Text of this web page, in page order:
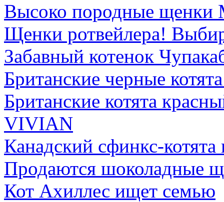
Высоко породные
Щенки ротвейлера!
Забавный котенок
Британские черные
Британские котята
VIVIAN
Канадский сфинкс-
Продаются шоколадные
Кот Ахиллес ищет семью